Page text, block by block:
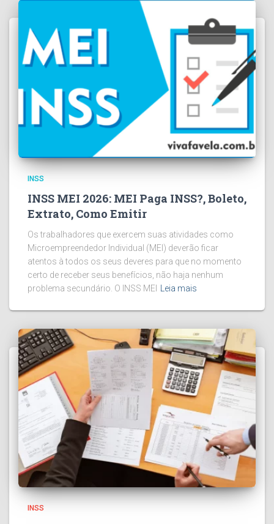
INSS
INSS MEI 2026: MEI Paga INSS?, Boleto,
Extrato, Como Emitir
Os trabalhadores que exercem suas atividades como
Microempreendedor Individual (MEI) deverão ficar
atentos à todos os seus deveres para que no momento
certo de receber seus benefícios, não haja nenhum
problema secundário. O INSS MEI
Leia mais
INSS